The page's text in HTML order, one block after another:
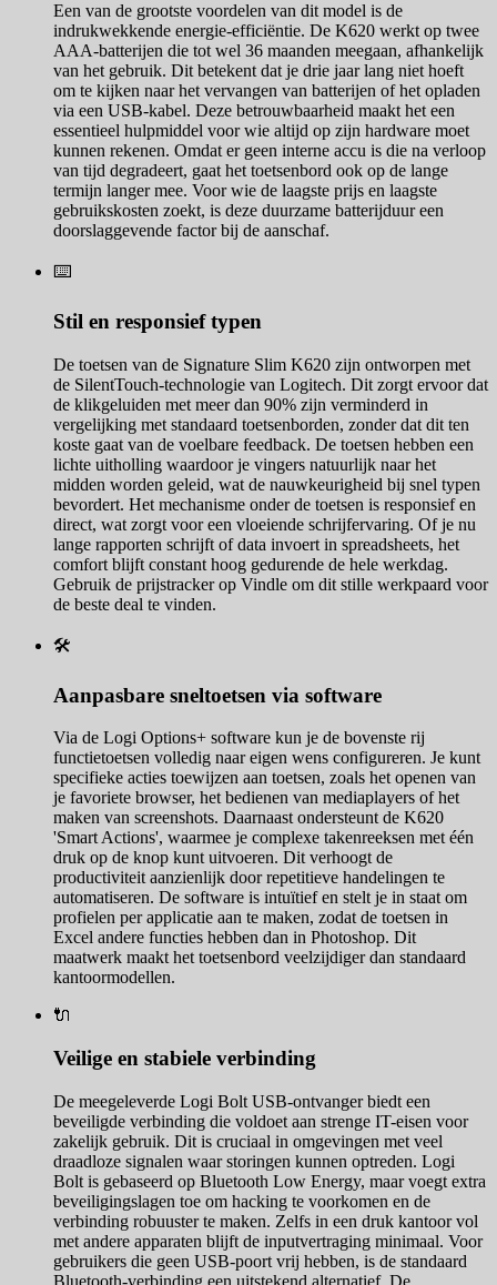
Een van de grootste voordelen van dit model is de
indrukwekkende energie-efficiëntie. De K620 werkt op twee
AAA-batterijen die tot wel 36 maanden meegaan, afhankelijk
van het gebruik. Dit betekent dat je drie jaar lang niet hoeft
om te kijken naar het vervangen van batterijen of het opladen
via een USB-kabel. Deze betrouwbaarheid maakt het een
essentieel hulpmiddel voor wie altijd op zijn hardware moet
kunnen rekenen. Omdat er geen interne accu is die na verloop
van tijd degradeert, gaat het toetsenbord ook op de lange
termijn langer mee. Voor wie de laagste prijs en laagste
gebruikskosten zoekt, is deze duurzame batterijduur een
doorslaggevende factor bij de aanschaf.
⌨️
Stil en responsief typen
De toetsen van de Signature Slim K620 zijn ontworpen met
de SilentTouch-technologie van Logitech. Dit zorgt ervoor dat
de klikgeluiden met meer dan 90% zijn verminderd in
vergelijking met standaard toetsenborden, zonder dat dit ten
koste gaat van de voelbare feedback. De toetsen hebben een
lichte uitholling waardoor je vingers natuurlijk naar het
midden worden geleid, wat de nauwkeurigheid bij snel typen
bevordert. Het mechanisme onder de toetsen is responsief en
direct, wat zorgt voor een vloeiende schrijfervaring. Of je nu
lange rapporten schrijft of data invoert in spreadsheets, het
comfort blijft constant hoog gedurende de hele werkdag.
Gebruik de prijstracker op Vindle om dit stille werkpaard voor
de beste deal te vinden.
🛠️
Aanpasbare sneltoetsen via software
Via de Logi Options+ software kun je de bovenste rij
functietoetsen volledig naar eigen wens configureren. Je kunt
specifieke acties toewijzen aan toetsen, zoals het openen van
je favoriete browser, het bedienen van mediaplayers of het
maken van screenshots. Daarnaast ondersteunt de K620
'Smart Actions', waarmee je complexe takenreeksen met één
druk op de knop kunt uitvoeren. Dit verhoogt de
productiviteit aanzienlijk door repetitieve handelingen te
automatiseren. De software is intuïtief en stelt je in staat om
profielen per applicatie aan te maken, zodat de toetsen in
Excel andere functies hebben dan in Photoshop. Dit
maatwerk maakt het toetsenbord veelzijdiger dan standaard
kantoormodellen.
🔌
Veilige en stabiele verbinding
De meegeleverde Logi Bolt USB-ontvanger biedt een
beveiligde verbinding die voldoet aan strenge IT-eisen voor
zakelijk gebruik. Dit is cruciaal in omgevingen met veel
draadloze signalen waar storingen kunnen optreden. Logi
Bolt is gebaseerd op Bluetooth Low Energy, maar voegt extra
beveiligingslagen toe om hacking te voorkomen en de
verbinding robuuster te maken. Zelfs in een druk kantoor vol
met andere apparaten blijft de inputvertraging minimaal. Voor
gebruikers die geen USB-poort vrij hebben, is de standaard
Bluetooth-verbinding een uitstekend alternatief. De